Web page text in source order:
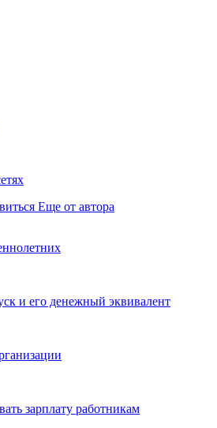
Еще от автора
и его денежный эквивалент
зарплату работникам